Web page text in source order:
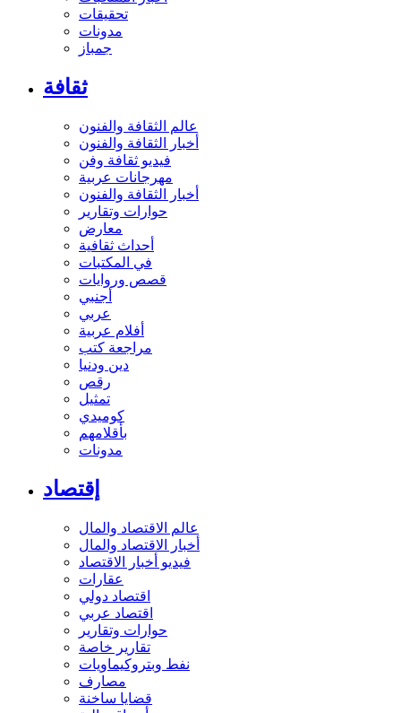
تحقيقات
مدونات
جمباز
ثقافة
عالم الثقافة والفنون
أخبار الثقافة والفنون
فيديو ثقافة وفن
مهرجانات عربية
أخبار الثقافة والفنون
حوارات وتقارير
معارض
أحداث ثقافية
في المكتبات
قصص وروايات
أجنبي
عربي
أفلام عربية
مراجعة كتب
دين ودنيا
رقص
تمثيل
كوميدي
بأقلامهم
مدونات
إقتصاد
عالم الاقتصاد والمال
أخبار الاقتصاد والمال
فيديو أخبار الاقتصاد
عقارات
اقتصاد دولي
اقتصاد عربي
حوارات وتقارير
تقارير خاصة
نفط وبتروكيماويات
مصارف
قضايا ساخنة